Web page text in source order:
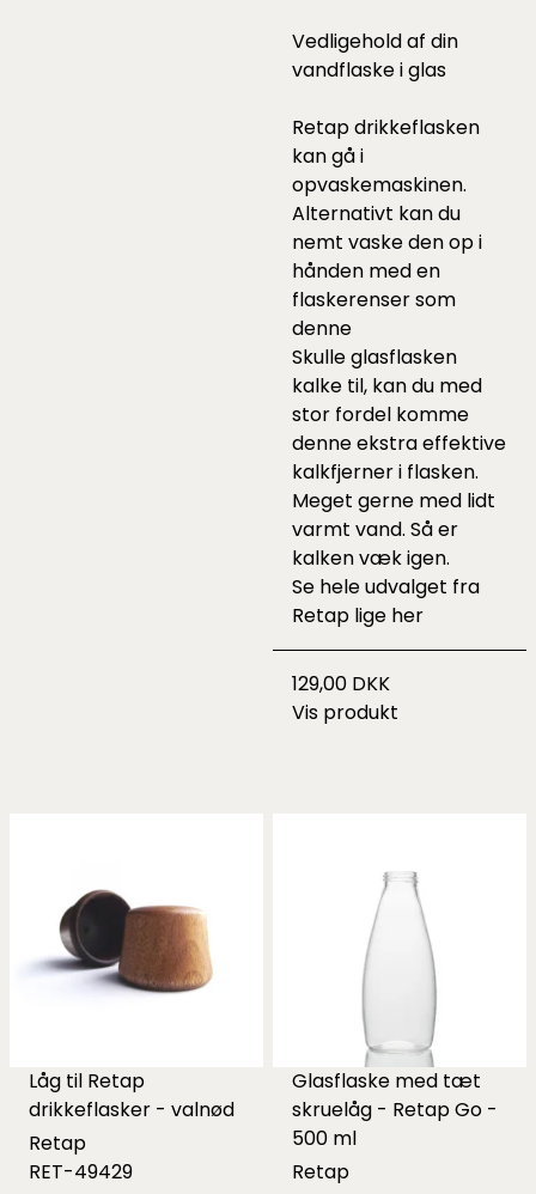
Vedligehold af din
vandflaske i glas
Retap drikkeflasken
kan gå i
opvaskemaskinen.
Alternativt kan du
nemt vaske den op i
hånden med en
flaskerenser som
denne
Skulle glasflasken
kalke til, kan du med
stor fordel komme
denneekstra effektive
kalkfjerner i flasken.
Meget gerne med lidt
varmt vand. Så er
kalken væk igen.
Se hele udvalget fra
Retap lige her
129,00 DKK
Vis produkt
Låg til Retap
drikkeflasker - valnød
Retap
RET-49429
Glasflaske med tæt
skruelåg - Retap Go -
500 ml
Retap